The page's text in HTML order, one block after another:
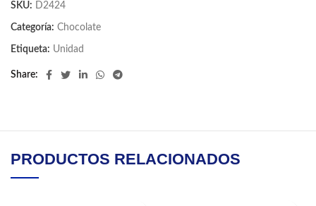
SKU: D2424
Categoría: Chocolate
Etiqueta: Unidad
Share
PRODUCTOS RELACIONADOS